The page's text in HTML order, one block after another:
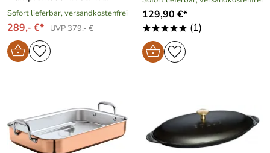
Sofort lieferbar, versandkostenfrei
289,- €* UVP 379,- €
129,90 €*
***** (1)